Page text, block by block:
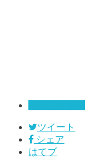
ツイート
シェア
はてブ